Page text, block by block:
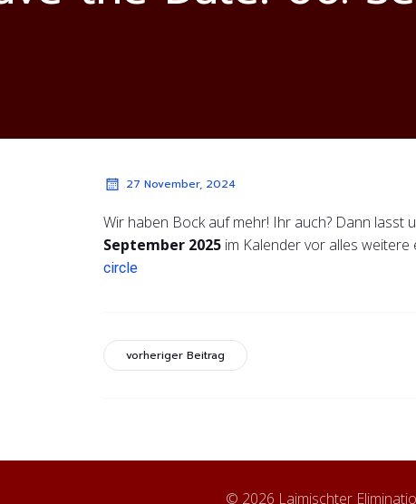
27 November, 2024
Wir haben Bock auf mehr! Ihr auch? Dann lasst
September 2025 im Kalender vor alles
circle
vorheriger Beitrag
© 2026 Laimischter